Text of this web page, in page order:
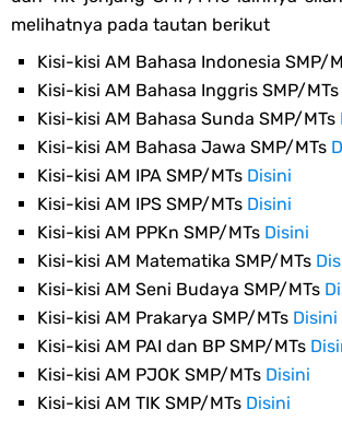
melihatnya pada tautan berikut
Kisi-kisi AM Bahasa Indonesia SMP/
Kisi-kisi AM Bahasa Inggris SMP/MTs
Kisi-kisi AM Bahasa Sunda SMP/MTs
Kisi-kisi AM Bahasa Jawa SMP/MTs
Kisi-kisi AM IPA SMP/MTs Disini
Kisi-kisi AM IPS SMP/MTs Disini
Kisi-kisi AM PPKn SMP/MTs Disini
Kisi-kisi AM Matematika SMP/MTs
Kisi-kisi AM Seni Budaya SMP/MTs
Kisi-kisi AM Prakarya SMP/MTs Disini
Kisi-kisi AM PAI dan BP SMP/MTs
Kisi-kisi AM PJOK SMP/MTs Disini
Kisi-kisi AM TIK SMP/MTs Disini